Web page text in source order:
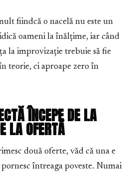
fiindcă o nacelă nu este un
oameni la înălțime, iar când
la improvizație trebuie să fie
teorie, ci aproape zero în
ÎNCEPE DE LA
LA OFERTĂ
două oferte, văd că una e
întreaga poveste. Numai